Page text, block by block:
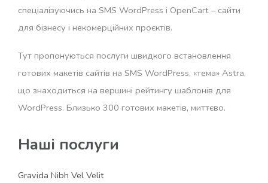
спеціалізуючись на SMS WordPress і OpenCart – сайти
для бізнесу і некомерційних проєктів.
Тут пропонуються послуги швидкого встановлення
готових макетів сайтів на SMS WordPress, «тема» Astra,
що знаходиться на вершині рейтингу шаблонів для
WordPress. Близько 300 готових макетів, миттєво.
Наші послуги
Gravida Nibh Vel Velit